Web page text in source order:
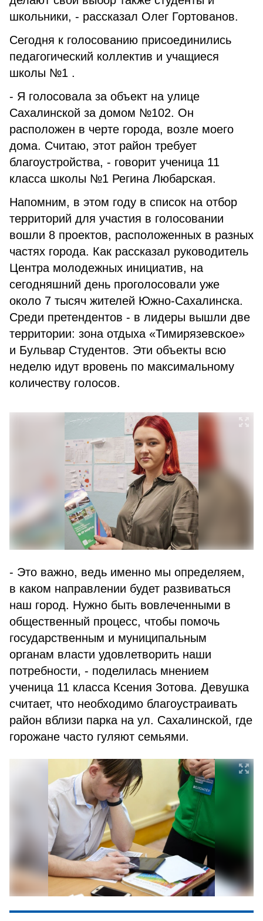
школьники, - рассказал Олег Гортованов.
Сегодня к голосованию присоединились
педагогический коллектив и учащиеся
школы №1 .
- Я голосовала за объект на улице
Сахалинской за домом №102. Он
расположен в черте города, возле моего
дома. Считаю, этот район требует
благоустройства, - говорит ученица 11
класса школы №1 Регина Любарская.
Напомним, в этом году в список на отбор
территорий для участия в голосовании
вошли 8 проектов, расположенных в разных
частях города. Как рассказал руководитель
Центра молодежных инициатив, на
сегодняшний день проголосовали уже
около 7 тысяч жителей Южно-Сахалинска.
Среди претендентов - в лидеры вышли две
территории: зона отдыха «Тимирязевское»
и Бульвар Студентов. Эти объекты всю
неделю идут вровень по максимальному
количеству голосов.
- Это важно, ведь именно мы определяем,
в каком направлении будет развиваться
наш город. Нужно быть вовлеченными в
общественный процесс, чтобы помочь
государственным и муниципальным
органам власти удовлетворить наши
потребности, - поделилась мнением
ученица 11 класса Ксения Зотова. Девушка
считает, что необходимо благоустраивать
район вблизи парка на ул. Сахалинской, где
горожане часто гуляют семьями.